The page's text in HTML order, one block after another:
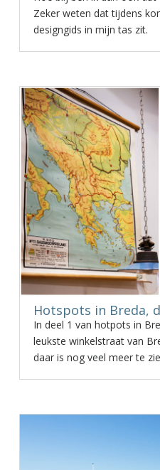
Zeker weten dat tijdens
designgids in mijn tas zit.
Hotspots in Breda,
In deel 1 van hotpots in
leukste winkelstraat van
daar is nog veel meer te